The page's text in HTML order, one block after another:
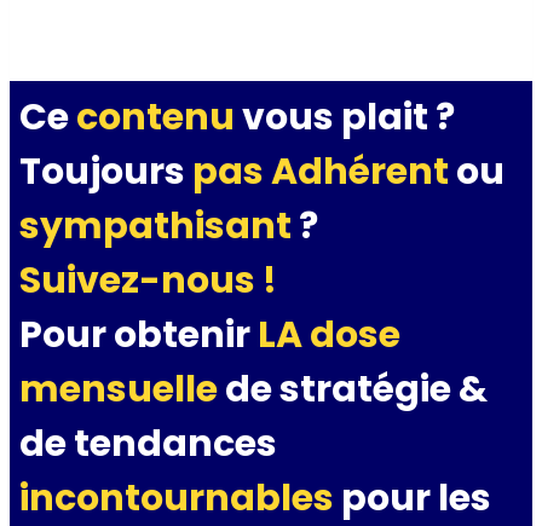
Cecontenuvous plait ?
Toujours pas Adhérentou
sympathisant?
Suivez-nous !
Pour obtenirLA dose
mensuellede stratégie &
de tendances
incontournables pour les